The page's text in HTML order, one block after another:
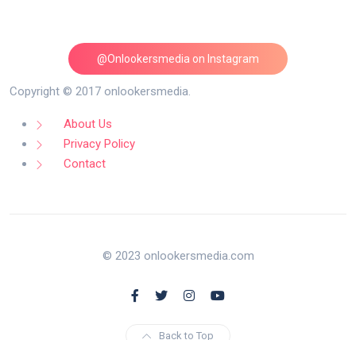
@Onlookersmedia on Instagram
Follow on Instagram
Copyright © 2017 onlookersmedia.
About Us
Privacy Policy
Contact
© 2023 onlookersmedia.com
Back to Top